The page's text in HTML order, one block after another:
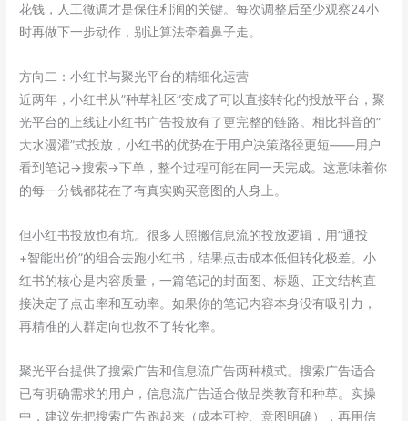
花钱，人工微调才是保住利润的关键。每次调整后至少观察24小
时再做下一步动作，别让算法牵着鼻子走。
方向二：小红书与聚光平台的精细化运营
近两年，小红书从”种草社区”变成了可以直接转化的投放平台，聚
光平台的上线让小红书广告投放有了更完整的链路。相比抖音的”
大水漫灌”式投放，小红书的优势在于用户决策路径更短——用户
看到笔记→搜索→下单，整个过程可能在同一天完成。这意味着你
的每一分钱都花在了有真实购买意图的人身上。
但小红书投放也有坑。很多人照搬信息流的投放逻辑，用”通投
+智能出价”的组合去跑小红书，结果点击成本低但转化极差。小
红书的核心是内容质量，一篇笔记的封面图、标题、正文结构直
接决定了点击率和互动率。如果你的笔记内容本身没有吸引力，
再精准的人群定向也救不了转化率。
聚光平台提供了搜索广告和信息流广告两种模式。搜索广告适合
已有明确需求的用户，信息流广告适合做品类教育和种草。实操
中，建议先把搜索广告跑起来（成本可控、意图明确），再用信